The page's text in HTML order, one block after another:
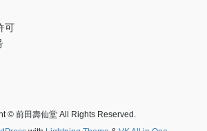
可
© 前田壽仙堂 All Rights Reserved.